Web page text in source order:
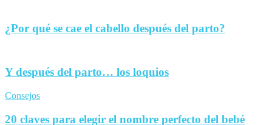
¿Por qué se cae el cabello después del parto?
Y después del parto… los loquios
Consejos
20 claves para elegir el nombre perfecto del bebé